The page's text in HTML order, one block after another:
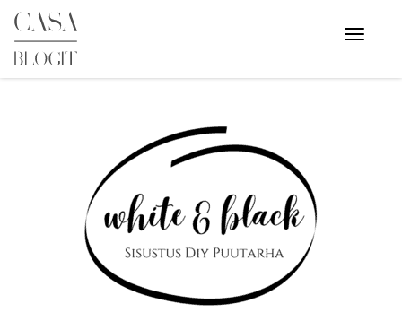
Skip
content
Avaa
valikko